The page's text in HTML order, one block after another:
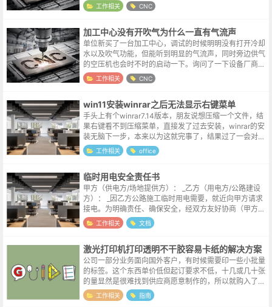
LE NOT ORIENTATIONM06超时这是结果而不是原
因，...
工作相关 CNC
加工中心没有开吹气为什么一直有气流声
单位新买了一台加工中心，调试的时候明明没有打开冷却
水以及吹气功能，但能听到明显的气流声，同时旁边供气
的空压机也会时不时的启动一下。询问了一下设备厂商，
说这是主轴气幕，我说怎么拿手在外部摸了一遍，也没感
觉哪里漏气呢。关于主轴气幕主轴气幕...
工作相关 CNC
win11安装winrar之后无法显示右键菜单
手头上有个winrar7.14版本，朋友说想压缩一个文件，结
果右键看不到压缩菜单，直接发了过去安装，winrar的安
装无脑下一步，本来以为这就完事了，结果过了一会对方
表示还是无法显示。向日葵远程连接看了一下，别说压缩
命令了，啥winr...
工作相关 office
临时用电安全责任书
甲方（供电方/场地提供方）： _乙方（用电方/公路建设
方）： _因乙方公路施工临时用电需要，就近向甲方请求
接电。为明确责任、确保安全，经双方友好协商（甲方提
供此便利为非赢利性质），签订本责任书。一、责任划分
甲方责任：仅负责提供一个安全...
工作相关 文档
激光打印机打印透明不干胶容易卡纸的解决方案
公司一部分业务面向国外客户，有时候需要印一些小批量
的标签。这个东西单价低但起订要求不低，十几或几十张
的量显然是很难找到供应商愿意制作的，所以就购入了一
台激光打印机，专门用于打印标签。透明不干胶纸的原材
料购于淘宝，前几批正常打印没有什么...
工作相关 指南